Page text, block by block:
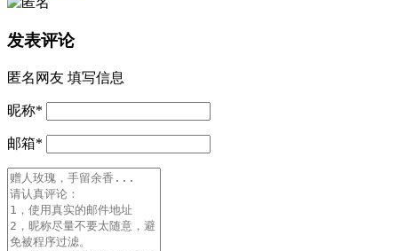
发表评论
匿名网友 填写信息
昵称*
邮箱*